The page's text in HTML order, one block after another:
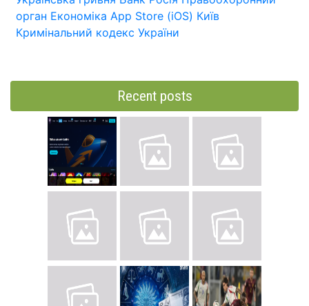
орган Економіка App Store (iOS) Київ
Кримінальний кодекс України
Recent posts